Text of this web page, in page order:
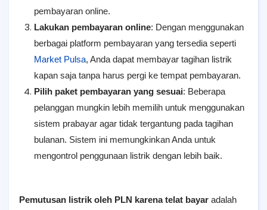
pembayaran online.
Lakukan pembayaran online: Dengan menggunakan
berbagai platform pembayaran yang tersedia seperti
Market Pulsa, Anda dapat membayar tagihan listrik
kapan saja tanpa harus pergi ke tempat pembayaran.
Pilih paket pembayaran yang sesuai: Beberapa
pelanggan mungkin lebih memilih untuk menggunakan
sistem prabayar agar tidak tergantung pada tagihan
bulanan. Sistem ini memungkinkan Anda untuk
mengontrol penggunaan listrik dengan lebih baik.
Pemutusan listrik oleh PLN karena telat bayar adalah